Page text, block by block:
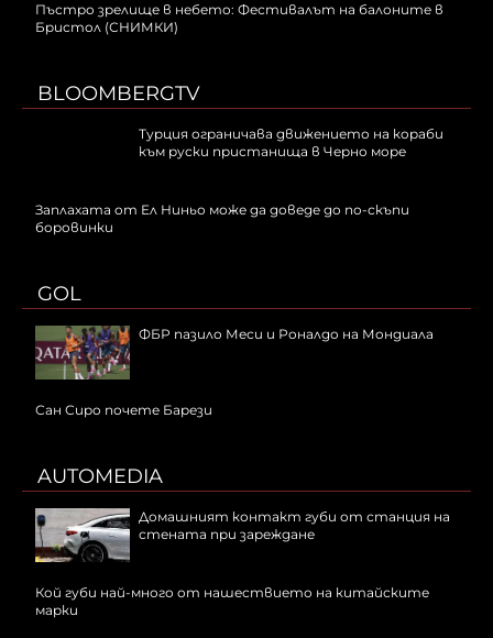
Пъстро зрелище в небето: Фестивалът на балоните в
Бристол (СНИМКИ)
BLOOMBERGTV
Турция ограничава движението на кораби
към руски пристанища в Черно море
Заплахата от Ел Ниньо може да доведе до по-скъпи
боровинки
GOL
ФБР пазило Меси и Роналдо на Мондиала
Сан Сиро почете Барези
AUTOMEDIA
Домашният контакт губи от станция на
стената при зареждане
Кой губи най-много от нашествието на китайските
марки